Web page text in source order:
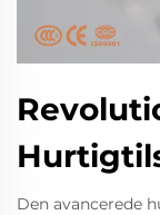
Den avancerede